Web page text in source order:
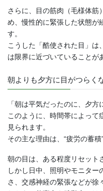
さらに、目の筋肉（毛様体筋
め、慢性的に緊張した状態が
す。
こうした「酷使された目」は
は限界に近づいていることが
朝よりも夕方に目がつらく
「朝は平気だったのに、夕方
このように、時間帯によって
見られます。
その主な理由は、“疲労の蓄積
朝の目は、ある程度リセット
しかし日中、照明やモニタ
さ、交感神経の緊張などが徐